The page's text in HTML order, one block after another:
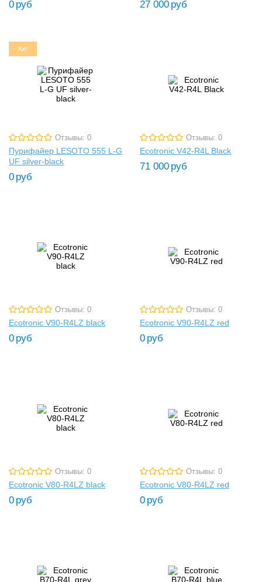
0 руб 27 000 руб
Хит
Отзывы: 0
Пурифайер LESOTO 555 L-G
UF silver-black
0 руб
Отзывы: 0
Ecotronic V42-R4L Black
71 000 руб
Отзывы: 0
Ecotronic V90-R4LZ black
0 руб
Отзывы: 0
Ecotronic V90-R4LZ red
0 руб
Отзывы: 0
Ecotronic V80-R4LZ black
0 руб
Отзывы: 0
Ecotronic V80-R4LZ red
0 руб